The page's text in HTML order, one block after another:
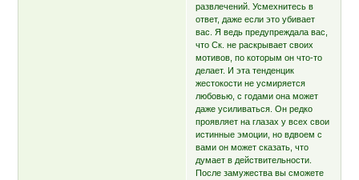
развлечений. Усмехнитесь в
ответ, даже если это убивает
вас. Я ведь предупреждала вас,
что Ск. не раскрывает своих
мотивов, по которым он что-то
делает. И эта тенденцик
жестокости не усмиряется
любовью, с годами она может
даже усиливаться. Он редко
проявляет на глазах у всех свои
истинные эмоции, но вдвоем с
вами он может сказать, что
думает в действительности.
После замужества вы сможете